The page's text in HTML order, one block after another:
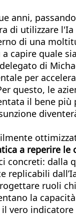
anni,
di utilizzare
di una
capire quale
di
per
questo, le
il bene più
a reperire le
concreti: dalla
replicabili
ruoli
la
vero